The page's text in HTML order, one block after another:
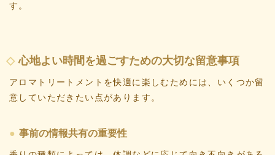
す。
心地よい時間を過ごすための大切な留意事項
アロマトリートメントを快適に楽しむためには、いくつか留
意していただきたい点があります。
事前の情報共有の重要性